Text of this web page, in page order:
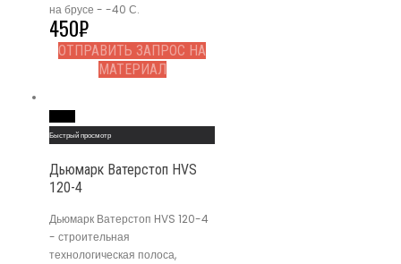
на брусе - -40 С.
450₽
ОТПРАВИТЬ ЗАПРОС НА
МАТЕРИАЛ
Быстрый просмотр
Дьюмарк Ватерстоп HVS
120-4
Дьюмарк Ватерстоп HVS 120-4
- строительная
технологическая полоса,